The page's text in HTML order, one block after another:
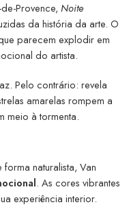
Provence, Noite
da história da arte. O
parecem explodir em
do artista.
Pelo contrário: revela
amarelas rompem a
meio à tormenta.
naturalista, Van
. As cores vibrantes
experiência interior.